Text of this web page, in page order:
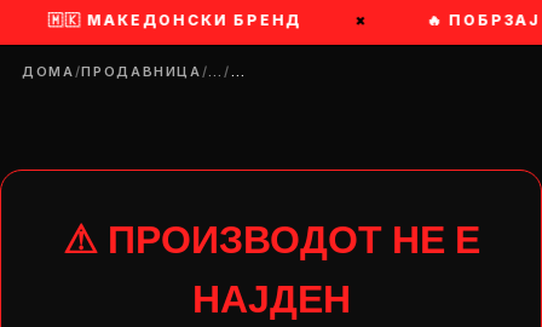
МАКЕДОНСКИ БРЕНД 🔥 ПОБРЗАЈ —
ДОМА/ПРОДАВНИЦА/…/…
⚠ ПРОИЗВОДОТ НЕ Е
НАЈДЕН